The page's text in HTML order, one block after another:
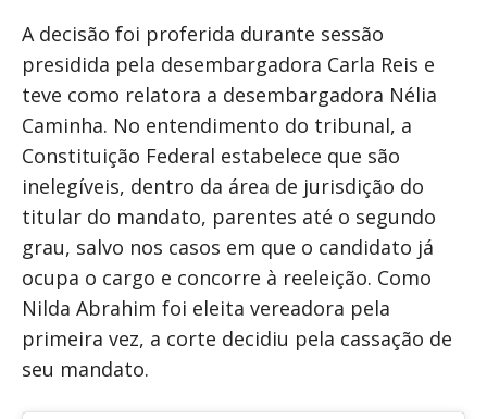
A decisão foi proferida durante sessão
presidida pela desembargadora Carla Reis e
teve como relatora a desembargadora Nélia
Caminha. No entendimento do tribunal, a
Constituição Federal estabelece que são
inelegíveis, dentro da área de jurisdição do
titular do mandato, parentes até o segundo
grau, salvo nos casos em que o candidato já
ocupa o cargo e concorre à reeleição. Como
Nilda Abrahim foi eleita vereadora pela
primeira vez, a corte decidiu pela cassação de
seu mandato.